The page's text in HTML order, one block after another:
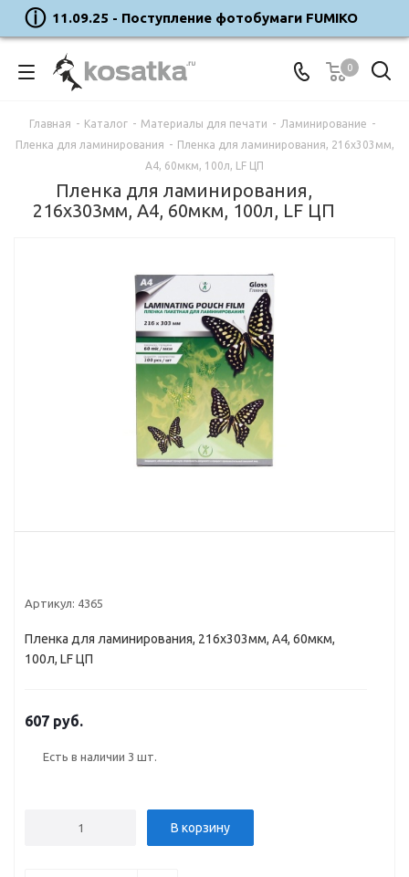
11.09.25 - Поступление фотобумаги FUMIKO
0
Главная - Каталог - Материалы для печати - Ламинирование -
Пленка для ламинирования - Пленка для ламинирования, 216х303мм,
А4, 60мкм, 100л, LF ЦП
Пленка для ламинирования,
216х303мм, А4, 60мкм, 100л, LF ЦП
Артикул: 4365
Пленка для ламинирования, 216х303мм, А4, 60мкм,
100л, LF ЦП
607 руб.
Есть в наличии 3 шт.
В корзину